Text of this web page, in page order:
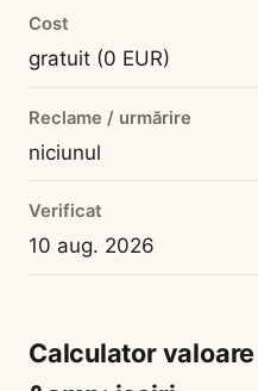
Cost
gratuit (0 EUR)
Reclame / urmărire
niciunul
Verificat
10 aug. 2026
Calculator